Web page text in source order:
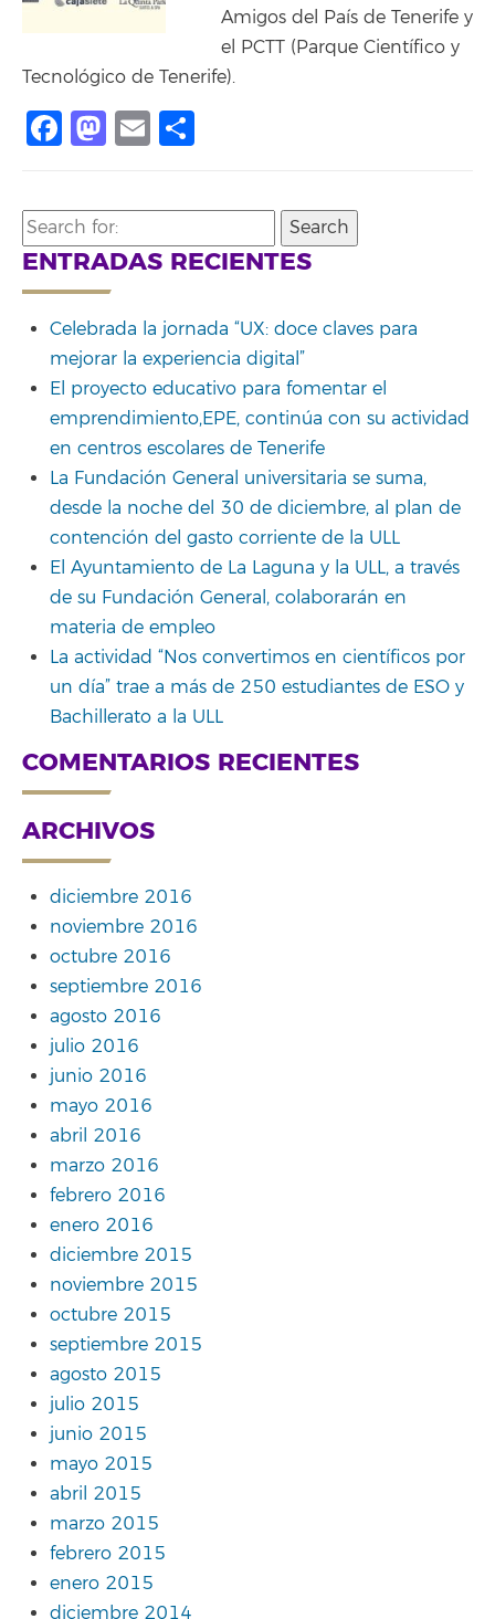
Amigos del País de Tenerife y
el PCTT (Parque Científico y
Tecnológico de Tenerife).
Facebook
Mastodon
Email
Search
for:
ENTRADAS RECIENTES
Celebrada la jornada “UX: doce claves para
mejorar la experiencia digital”
El proyecto educativo para fomentar el
emprendimiento,EPE, continúa con su actividad
en centros escolares de Tenerife
La Fundación General universitaria se suma,
desde la noche del 30 de diciembre, al plan de
contención del gasto corriente de la ULL
El Ayuntamiento de La Laguna y la ULL, a través
de su Fundación General, colaborarán en
materia de empleo
La actividad “Nos convertimos en científicos por
un día” trae a más de 250 estudiantes de ESO y
Bachillerato a la ULL
COMENTARIOS RECIENTES
ARCHIVOS
diciembre 2016
noviembre 2016
octubre 2016
septiembre 2016
agosto 2016
julio 2016
junio 2016
mayo 2016
abril 2016
marzo 2016
febrero 2016
enero 2016
diciembre 2015
noviembre 2015
octubre 2015
septiembre 2015
agosto 2015
julio 2015
junio 2015
mayo 2015
abril 2015
marzo 2015
febrero 2015
enero 2015
diciembre 2014